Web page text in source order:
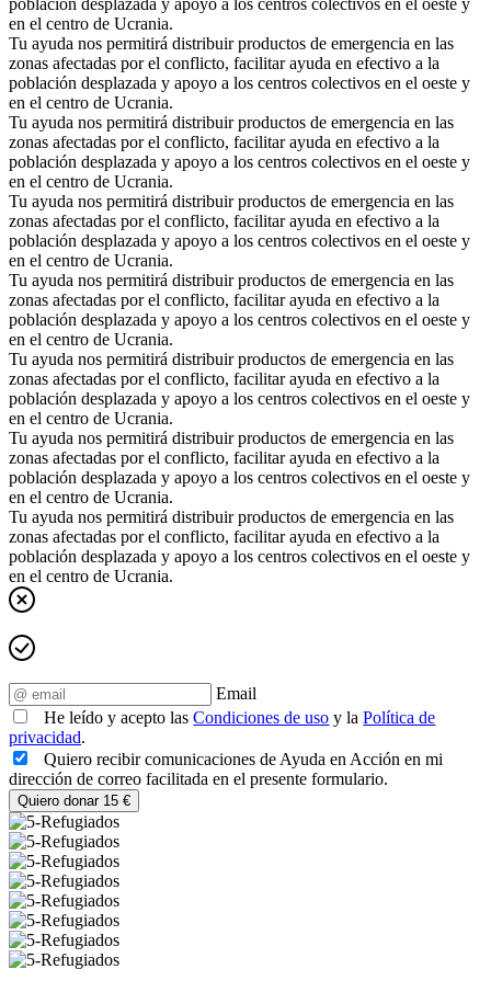
en el centro de Ucrania.
Tu ayuda nos permitirá distribuir productos de emergencia en las
zonas afectadas por el conflicto, facilitar ayuda en efectivo a la
población desplazada y apoyo a los centros colectivos en el oeste y
en el centro de Ucrania.
Tu ayuda nos permitirá distribuir productos de emergencia en las
zonas afectadas por el conflicto, facilitar ayuda en efectivo a la
población desplazada y apoyo a los centros colectivos en el oeste y
en el centro de Ucrania.
Tu ayuda nos permitirá distribuir productos de emergencia en las
zonas afectadas por el conflicto, facilitar ayuda en efectivo a la
población desplazada y apoyo a los centros colectivos en el oeste y
en el centro de Ucrania.
Tu ayuda nos permitirá distribuir productos de emergencia en las
zonas afectadas por el conflicto, facilitar ayuda en efectivo a la
población desplazada y apoyo a los centros colectivos en el oeste y
en el centro de Ucrania.
Tu ayuda nos permitirá distribuir productos de emergencia en las
zonas afectadas por el conflicto, facilitar ayuda en efectivo a la
población desplazada y apoyo a los centros colectivos en el oeste y
en el centro de Ucrania.
Tu ayuda nos permitirá distribuir productos de emergencia en las
zonas afectadas por el conflicto, facilitar ayuda en efectivo a la
población desplazada y apoyo a los centros colectivos en el oeste y
en el centro de Ucrania.
Tu ayuda nos permitirá distribuir productos de emergencia en las
zonas afectadas por el conflicto, facilitar ayuda en efectivo a la
población desplazada y apoyo a los centros colectivos en el oeste y
en el centro de Ucrania.
Email
He leído y acepto lasCondiciones de uso y laPolítica de
privacidad.
Quiero recibir comunicaciones de Ayuda en Acción en mi
dirección de correo facilitada en el presente formulario.
Quiero donar 15 €